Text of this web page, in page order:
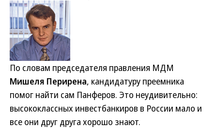
По словам председателя правления МДМ
Мишеля Перирена, кандидатуру преемника
помог найти сам Панферов. Это неудивительно:
высококлассных инвестбанкиров в России мало и
все они друг друга хорошо знают.